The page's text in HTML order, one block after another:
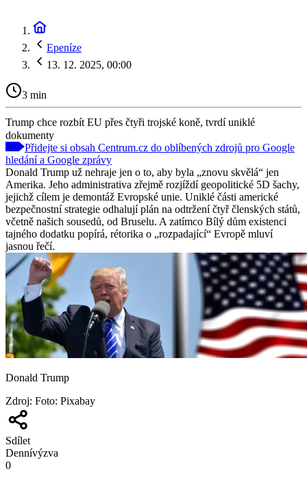
Epeníze
13. 12. 2025, 00:00
3 min
Trump chce rozbít EU přes čtyři trojské koně, tvrdí uniklé
dokumenty
Přidejte si obsah Centrum.cz do oblíbených zdrojů pro Google
hledání a Google zprávy
Donald Trump už nehraje jen o to, aby byla „znovu skvělá“ jen
Amerika. Jeho administrativa zřejmě rozjíždí geopolitické 5D šachy,
jejichž cílem je demontáž Evropské unie. Uniklé části americké
bezpečnostní strategie odhalují plán na odtržení čtyř členských států,
včetně našich sousedů, od Bruselu. A zatímco Bílý dům existenci
tajného dodatku popírá, rétorika o „rozpadající“ Evropě mluví
jasnou řečí.
Donald Trump
Zdroj: Foto: Pixabay
Sdílet
Dennívýzva
0